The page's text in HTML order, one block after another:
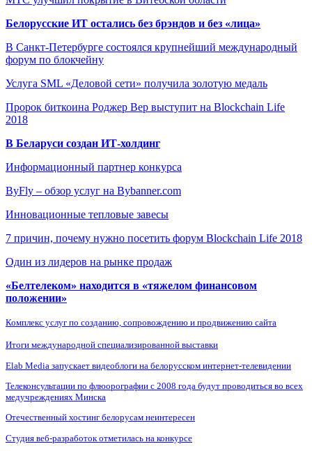
Белорусские ИТ остались без брэндов и без «лица»
В Санкт-Петербурге состоялся крупнейший международный
форум по блокчейну
Услуга SML «Деловой сети» получила золотую медаль
Пророк биткоина Роджер Вер выступит на Blockchain Life
2018
В Беларуси создан ИТ-холдинг
Информационный партнер конкурса
ByFly – обзор услуг на Bybanner.com
Инновационные тепловые завесы
7 причин, почему нужно посетить форум Blockchain Life 2018
Один из лидеров на рынке продаж
«Белтелеком» находится в «тяжелом финансовом
положении»
Комплекс услуг по созданию, сопровождению и продвижению сайта
Итоги международной специализированной выставки
Elab Media запускает видеоблоги на белорусском интернет-телевидении
Телеконсультации по флюорографии с 2008 года будут проводиться во всех
медучреждениях Минска
Отечественный хостинг белорусам неинтересен
Студия веб-разработок отметилась на конкурсе